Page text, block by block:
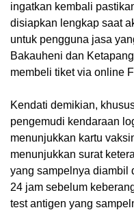
ingatkan kembali
disiapkan lengkap saat
untuk pengguna jasa
Bakauheni dan
membeli tiket via online
Kendati demikian,
pengemudi kendaraan
menunjukkan kartu
menunjukkan surat
yang sampelnya diambil
24 jam sebelum
test antigen yang